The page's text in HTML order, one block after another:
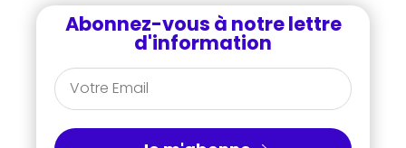
Abonnez-vous à notre lettre
d'information